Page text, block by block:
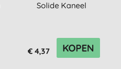
Solide Kaneel
€ 4,37 KOPEN